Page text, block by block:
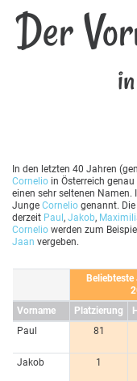
Der
In den letzten 40 Jahren
Cornelio in Österreich
einen sehr seltenen
Junge Cornelio genannt.
derzeit Paul, Jakob,
Cornelio werden zum
Jaan vergeben.
Beliebteste
Vorname
Platzierung
Paul
81
Jakob
1